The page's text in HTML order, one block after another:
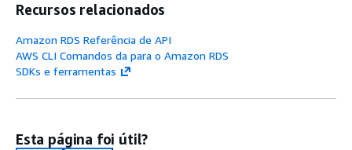
Recursos relacionados
Amazon RDS Referência de API
AWS CLI Comandos da para o Amazon RDS
SDKs e ferramentas
Esta página foi útil?